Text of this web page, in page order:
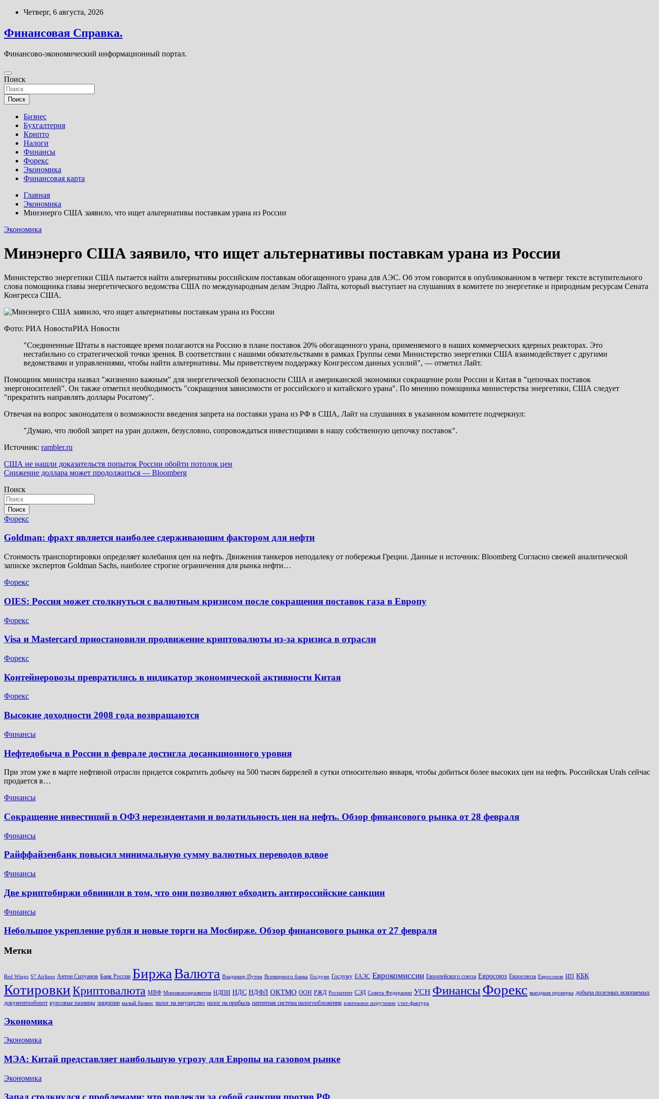
Перейти
содержимому
Четверг, 6 августа, 2026
Финансовая Справка.
Финансово-экономический информационный портал.
Поиск
Поиск
Бизнес
Бухгалтерия
Крипто
Налоги
Финансы
Форекс
Экономика
Финансовая карта
Главная
Экономика
Минэнерго США заявило, что ищет альтернативы поставкам урана из России
Экономика
Минэнерго США заявило, что ищет альтернативы поставкам урана из России
Министерство энергетики США пытается найти альтернативы российским поставкам обогащенного урана для АЭС. Об этом говорится в опубликованном в четверг тексте вступительного
слова помощника главы энергетического ведомства США по международным делам Эндрю Лайта, который выступает на слушаниях в комитете по энергетике и природным ресурсам Сената
Конгресса США.
Фото: РИА НовостиРИА Новости
"Соединенные Штаты в настоящее время полагаются на Россию в плане поставок 20% обогащенного урана, применяемого в наших коммерческих ядерных реакторах. Это
нестабильно со стратегической точки зрения. В соответствии с нашими обязательствами в рамках Группы семи Министерство энергетики США взаимодействует с другими
ведомствами и управлениями, чтобы найти альтернативы. Мы приветствуем поддержку Конгрессом данных усилий", — отметил Лайт.
Помощник министра назвал "жизненно важным" для энергетической безопасности США и американской экономики сокращение роли России и Китая в "цепочках поставок
энергоносителей". Он также отметил необходимость "сокращения зависимости от российского и китайского урана". По мнению помощника министерства энергетики, США следует
"прекратить направлять доллары Росатому".
Отвечая на вопрос законодателя о возможности введения запрета на поставки урана из РФ в США, Лайт на слушаниях в указанном комитете подчеркнул:
"Думаю, что любой запрет на уран должен, безусловно, сопровождаться инвестициями в нашу собственную цепочку поставок".
Источник: rambler.ru
Навигация
по
записям
США не нашли доказательств попыток России обойти потолок цен
Снижение доллара может продолжиться — Bloomberg
Поиск
Поиск
Форекс
Goldman: фрахт является наиболее сдерживающим фактором для нефти
Стоимость транспортировки определяет колебания цен на нефть. Движения танкеров неподалеку от побережья Греции. Данные и источник: Bloomberg Согласно свежей аналитической
записке экспертов Goldman Sachs, наиболее строгие ограничения для рынка нефти…
Форекс
OIES: Россия может столкнуться с валютным кризисом после сокращения поставок газа в Европу
Форекс
Visa и Mastercard приостановили продвижение криптовалюты из-за кризиса в отрасли
Форекс
Контейнеровозы превратились в индикатор экономической активности Китая
Форекс
Высокие доходности 2008 года возвращаются
Финансы
Нефтедобыча в России в феврале достигла досанкционного уровня
При этом уже в марте нефтяной отрасли придется сократить добычу на 500 тысяч баррелей в сутки относительно января, чтобы добиться более высоких цен на нефть. Российская Urals сейчас
продается в…
Финансы
Сокращение инвестиций в ОФЗ нерезидентами и волатильность цен на нефть. Обзор финансового рынка от 28 февраля
Финансы
Райффайзенбанк повысил минимальную сумму валютных переводов вдвое
Финансы
Две криптобиржи обвинили в том, что они позволяют обходить антироссийские санкции
Финансы
Небольшое укрепление рубля и новые торги на Мосбирже. Обзор финансового рынка от 27 февраля
Метки
Red Wings S7 Airlines Антон Силуанов Банк России БиржаВалюта Владимир Путин Всемирного банка Госдуме Госдуму ЕАЭС Еврокомиссии Европейского союза Евросоюз Евросоюза Евросоюзе ИП КБК
КотировкиКриптовалюта МВФ Минэкономразвития НДПИ НДС НДФЛ ОКТМО ООН РЖД Роспатент СЭД Совета Федерации УСН ФинансыФорекс выездная проверка добыча полезных ископаемых
документооборот курсовые разницы лицензии малый бизнес налог на имущество налог на прибыль патентная система налогообложения платежное поручение счет-фактура
Экономика
Экономика
МЭА: Китай представляет наибольшую угрозу для Европы на газовом рынке
Экономика